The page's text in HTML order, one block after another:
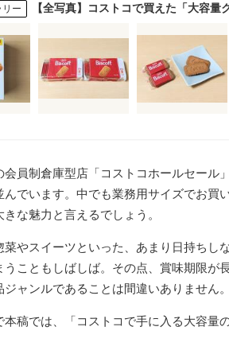
リー 【全写真】コストコで買えた「大容
会員制倉庫型店「コストコホールセール
んでいます。中でも業務用サイズでお買
な魅力と言えるでしょう。
菜やスイーツといった、あまり日持ちし
うこともしばしば。その点、賞味期限が
ジャンルであることは間違いありません。
本稿では、「コストコで手に入る大容量